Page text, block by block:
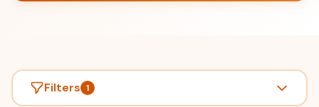
Filters 1